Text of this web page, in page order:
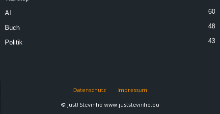
AI 60
Buch 48
Politik 43
Datenschutz
Impressum
© Just! Stevinho www.juststevinho.eu